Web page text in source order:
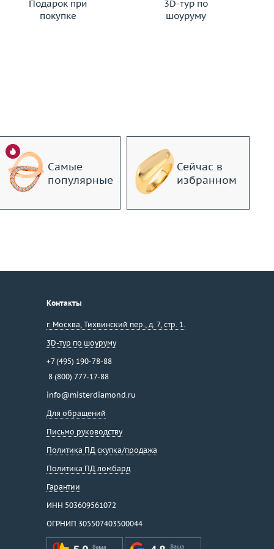
Подарок при
покупке
3D-тур по
шоуруму
Самые
популярные
Сейчас в
избранном
Контакты
г. Москва, Тихвинский пер., д. 7, стр. 1.
3D-тур по шоуруму
+7 (495) 190-78-88
8 (800) 777-17-88
info@misterdiamond.ru
Для обращений
Письмо руководству
Политика ПД скупка/продажа
Политика ПД ломбард
Гарантии
ИНН 503609561072
ОГРНИП 305507403500044